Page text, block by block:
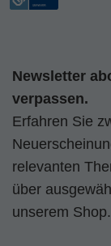
Newsletter
verpassen.
Erfahren Sie
relevanten
über
unserem Shop.